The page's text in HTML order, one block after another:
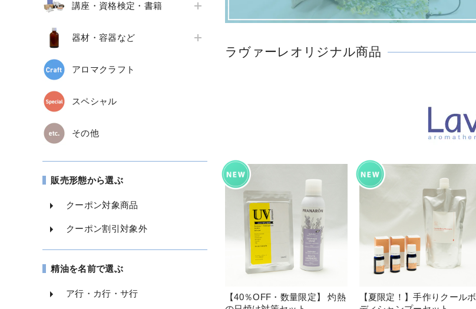
講座・資格検定・書籍
器材・容器など
アロマクラフト
スペシャル
その他
販売形態から選ぶ
クーポン対象商品
クーポン割引対象外
精油を名前で選ぶ
ア行・カ行・サ行
ラヴァーレオリジナル商品
【40％OFF・数量限定】 灼熱
【夏限定！】手作りクールボ